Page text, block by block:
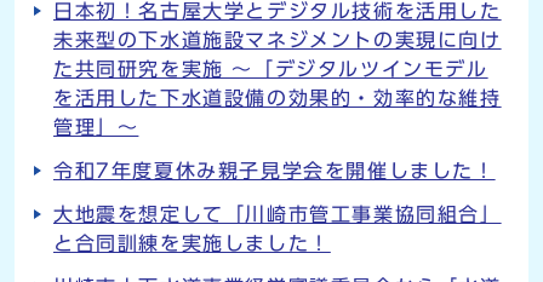
日本初！名古屋大学とデジタル技術を活用した
未来型の下水道施設マネジメントの実現に向け
た共同研究を実施 ～「デジタルツインモデル
を活用した下水道設備の効果的・効率的な維持
管理」～
令和7年度夏休み親子見学会を開催しました！
大地震を想定して「川崎市管工事業協同組合」
と合同訓練を実施しました！